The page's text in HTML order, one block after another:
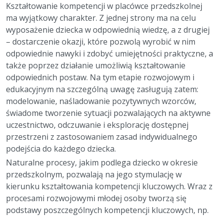
Kształtowanie kompetencji w placówce przedszkolnej
ma wyjątkowy charakter. Z jednej strony ma na celu
wyposażenie dziecka w odpowiednią wiedzę, a z drugiej
– dostarczenie okazji, które pozwolą wyrobić w nim
odpowiednie nawyki i zdobyć umiejętności praktyczne, a
także poprzez działanie umożliwią kształtowanie
odpowiednich postaw. Na tym etapie rozwojowym i
edukacyjnym na szczególną uwagę zasługują zatem:
modelowanie, naśladowanie pozytywnych wzorców,
świadome tworzenie sytuacji pozwalających na aktywne
uczestnictwo, odczuwanie i eksplorację dostępnej
przestrzeni z zastosowaniem zasad indywidualnego
podejścia do każdego dziecka.
Naturalne procesy, jakim podlega dziecko w okresie
przedszkolnym, pozwalają na jego stymulację w
kierunku kształtowania kompetencji kluczowych. Wraz z
procesami rozwojowymi młodej osoby tworzą się
podstawy poszczególnych kompetencji kluczowych, np.